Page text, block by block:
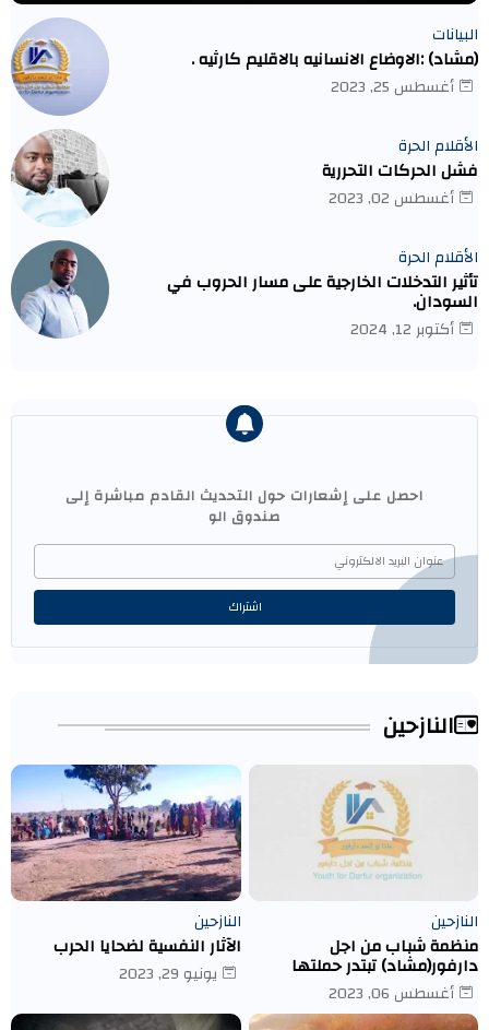
البيانات
(مشاد) :الاوضاع الانسانيه بالاقليم كارثيه .
أغسطس 25, 2023
الأقلام الحرة
فشل الحركات التحررية
أغسطس 02, 2023
الأقلام الحرة
تأثير التدخلات الخارجية على مسار الحروب في
السودان.
أكتوبر 12, 2024
احصل على إشعارات حول التحديث القادم مباشرة إلى
صندوق الو
النازحين
النازحين
منظمة شباب من اجل
دارفور(مشاد) تبتدر حملتها
الاولى لتوزع مساعدات ماديه
بمعسكر ادري- تشاد
أغسطس 06, 2023
النازحين
الآثار النفسية لضحايا الحرب
يونيو 29, 2023